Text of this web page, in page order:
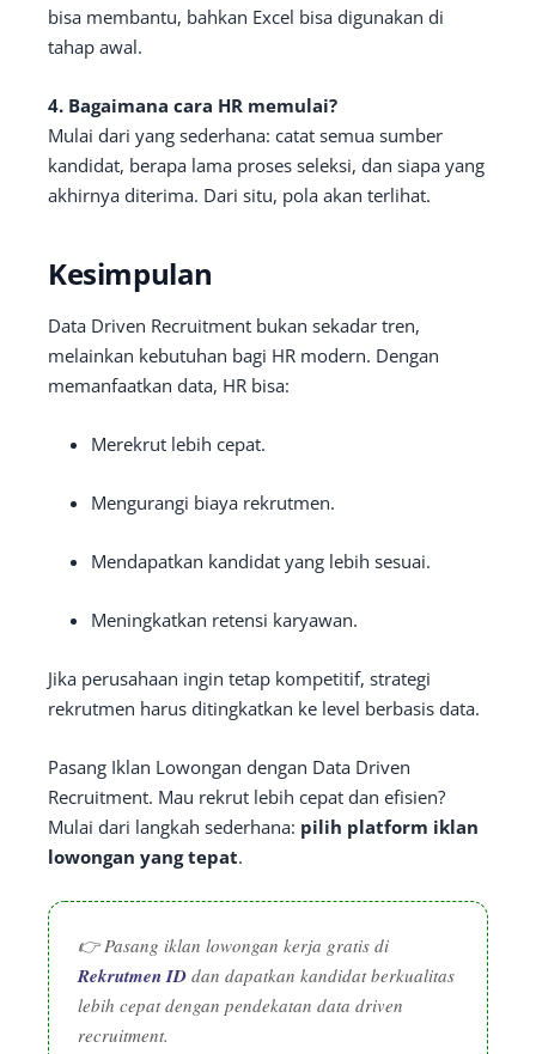
bisa membantu, bahkan Excel bisa digunakan di
tahap awal.
4. Bagaimana cara HR memulai?
Mulai dari yang sederhana: catat semua sumber
kandidat, berapa lama proses seleksi, dan siapa yang
akhirnya diterima. Dari situ, pola akan terlihat.
Kesimpulan
Data Driven Recruitment bukan sekadar tren,
melainkan kebutuhan bagi HR modern. Dengan
memanfaatkan data, HR bisa:
Merekrut lebih cepat.
Mengurangi biaya rekrutmen.
Mendapatkan kandidat yang lebih sesuai.
Meningkatkan retensi karyawan.
Jika perusahaan ingin tetap kompetitif, strategi
rekrutmen harus ditingkatkan ke level berbasis data.
Pasang Iklan Lowongan dengan Data Driven
Recruitment. Mau rekrut lebih cepat dan efisien?
Mulai dari langkah sederhana: pilih platform iklan
lowongan yang tepat.
👉 Pasang iklan lowongan kerja gratis di
Rekrutmen ID dan dapatkan kandidat berkualitas
lebih cepat dengan pendekatan data driven
recruitment.